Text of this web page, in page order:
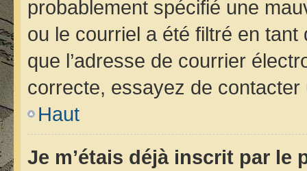
probablement spécifié une
ou le courriel a été filtré en
que l’adresse de courrier
correcte, essayez de contacter
Haut
Je m’étais déjà inscrit par le